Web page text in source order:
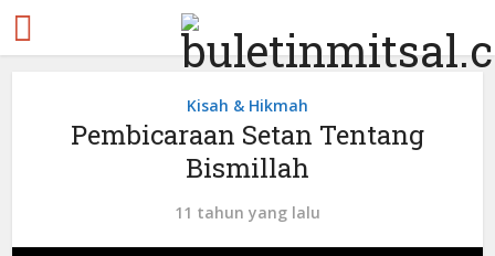
Kisah & Hikmah
Pembicaraan Setan Tentang
Bismillah
11 tahun yang lalu